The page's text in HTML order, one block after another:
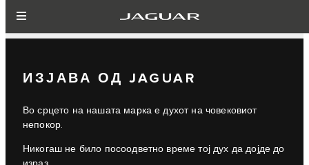
ИЗЈАВА ОД JAGUAR
Во срцето на нашата марка е духот на човековиот
непокор.
Никогаш не било посоодветно време тој дух да дојде до